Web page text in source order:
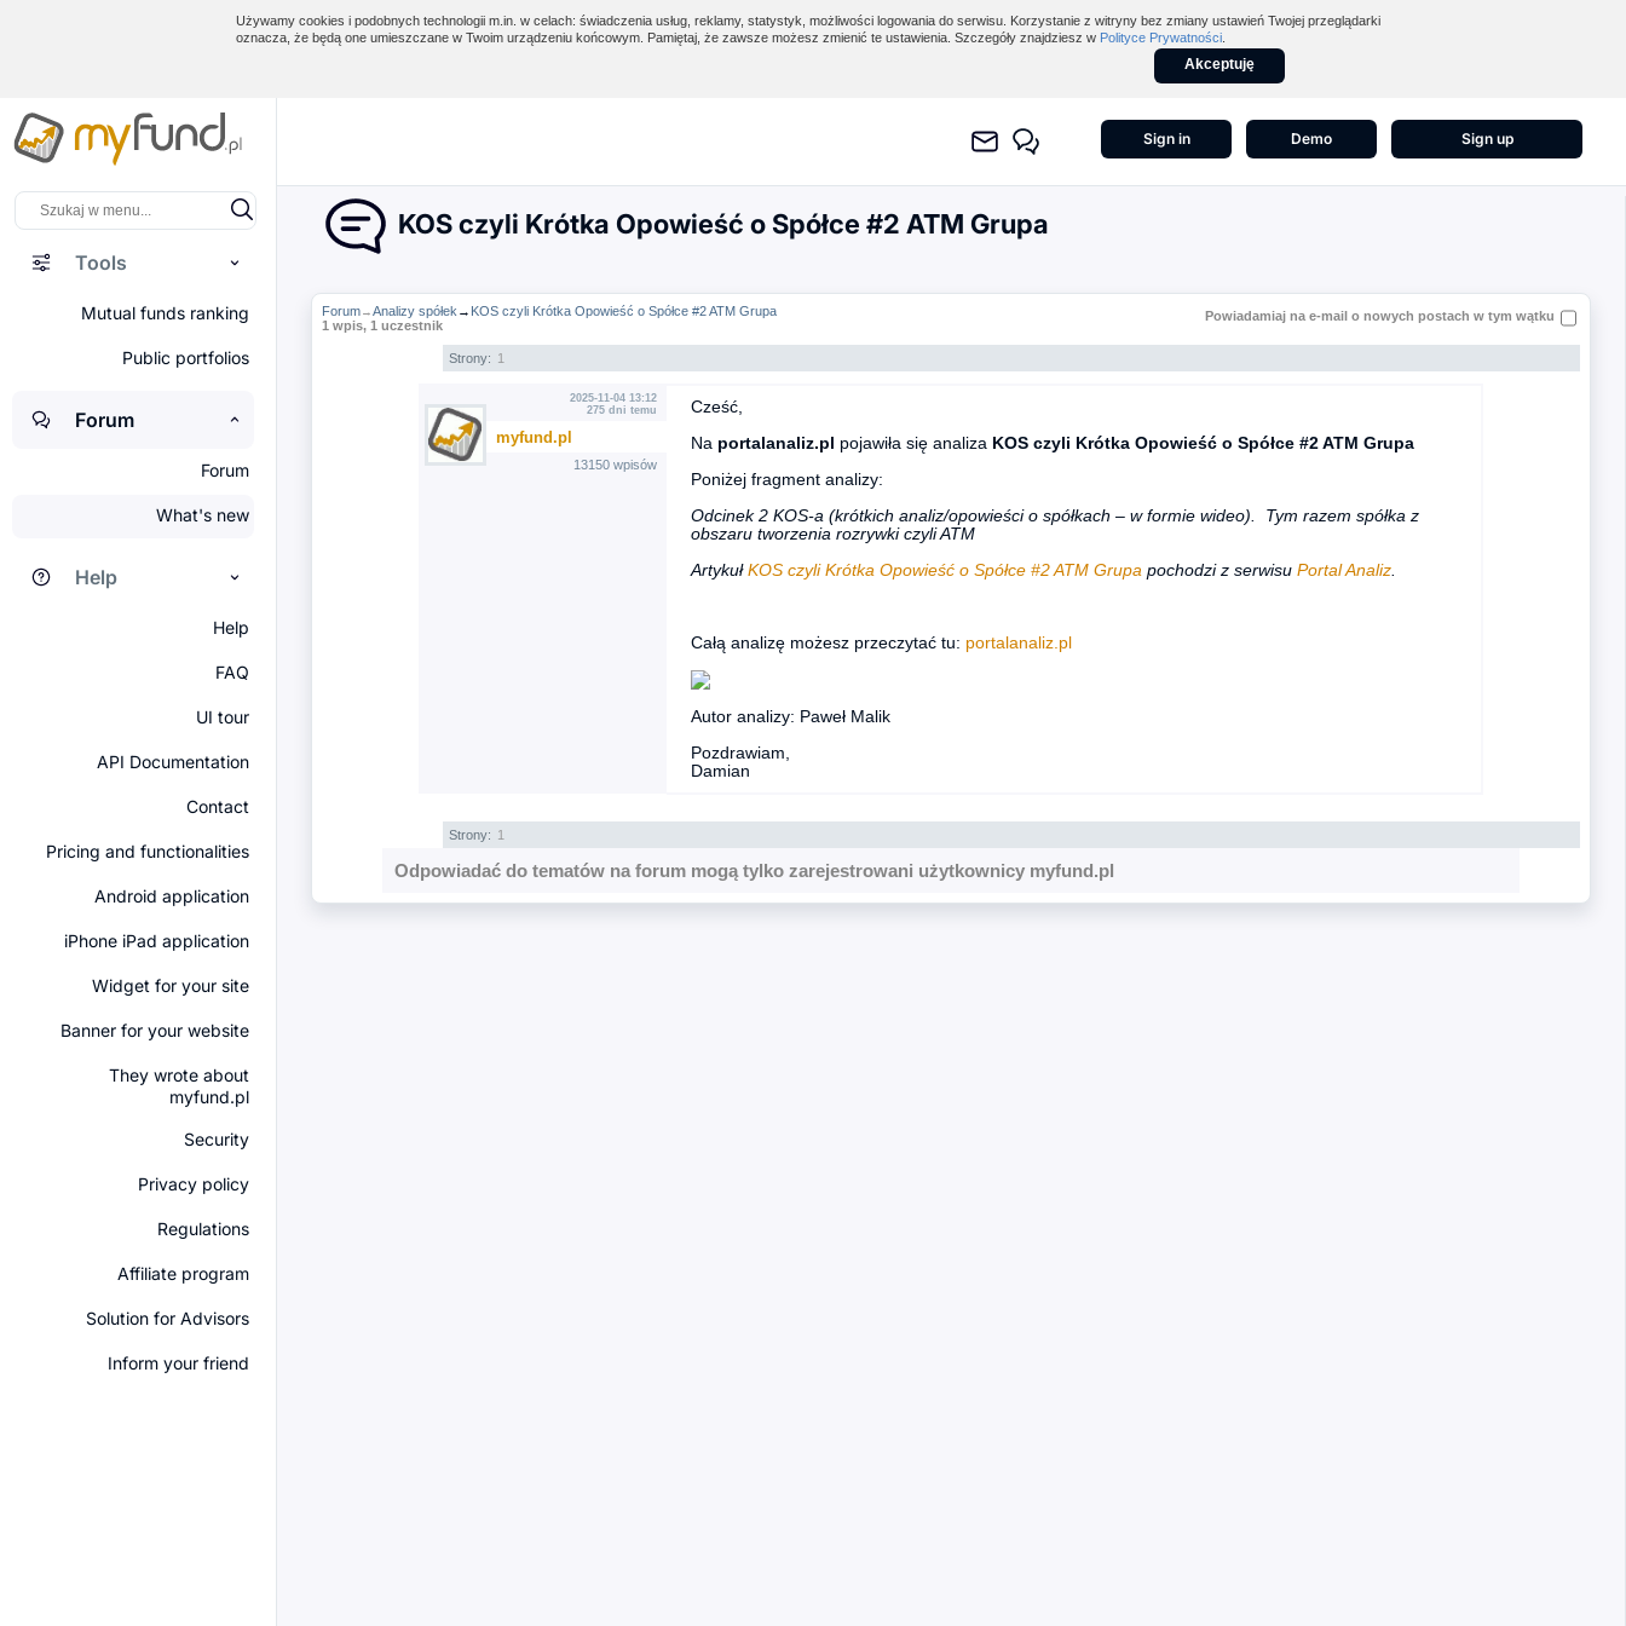
Używamy cookies i podobnych technologii m.in. w celach: świadczenia usług, reklamy, statystyk, możliwości logowania do serwisu. Korzystanie z witryny bez zmiany ustawień Twojej przeglądarki
oznacza, że będą one umieszczane w Twoim urządzeniu końcowym. Pamiętaj, że zawsze możesz zmienić te ustawienia. Szczegóły znajdziesz w Polityce Prywatności
Akceptuję
Tools
Mutual funds ranking
Public portfolios
Forum
Forum
What's new
Help
Help
FAQ
UI tour
API Documentation
Contact
Pricing and functionalities
Android application
iPhone iPad application
Widget for your site
Banner for your website
They wrote about
myfund.pl
Security
Privacy policy
Regulations
Affiliate program
Solution for Advisors
Inform your friend
Sign in Demo Sign up
KOS czyli Krótka Opowieść o Spółce #2 ATM Grupa
Forum→Analizy spółek → KOS czyli Krótka Opowieść o Spółce #2 ATM Grupa
1 wpis, 1 uczestnik
Powiadamiaj na e-mail o nowych postach w tym wątku
Strony: 1
2025-11-04 13:12
275 dni temu
myfund.pl
13150 wpisów
Cześć,
Na portalanaliz.pl pojawiła się analiza KOS czyli Krótka Opowieść o Spółce #2 ATM Grupa
Poniżej fragment analizy:
Odcinek 2 KOS-a (krótkich analiz/opowieści o spółkach – w formie wideo). Tym razem spółka z
obszaru tworzenia rozrywki czyli ATM
Artykuł KOS czyli Krótka Opowieść o Spółce #2 ATM Grupapochodzi z serwisu Portal Analiz.
Całą analizę możesz przeczytać tu: portalanaliz.pl
Autor analizy: Paweł Malik
Pozdrawiam,
Damian
Strony: 1
Odpowiadać do tematów na forum mogą tylko zarejestrowani użytkownicy myfund.pl